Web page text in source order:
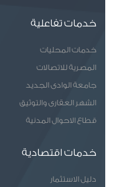
خدمات تفاعلية
خدمات المحليات
المصرية للاتصالات
جامعة الوادى الجديد
الشهر العقارى والتوثيق
قطاع الاحوال المدنية
خدمات اقتصادية
دليل الاستثمار